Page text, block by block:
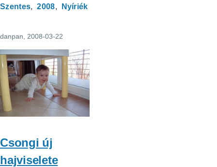
Szentes 2008 Nyíriék
danpan , 2008-03-22
Csongi új
hajviselete